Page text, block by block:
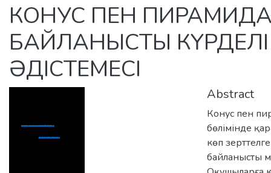
КОНУС ПЕН
БАЙЛАНЫСТЫ
ӘДІСТЕМЕСІ
Abstract
Конус пен
бөлімінде
көп
байланысты